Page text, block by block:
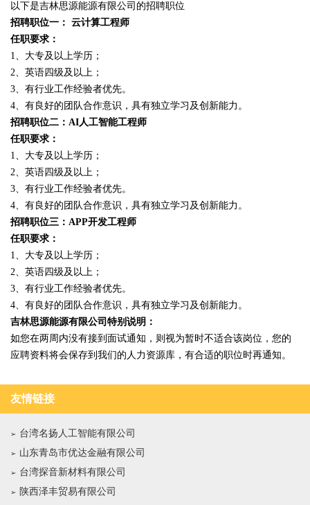
以下是吉林思源能源有限公司的招聘职位
招聘职位一： 云计算工程师
任职要求：
1、大专及以上学历；
2、英语四级及以上；
3、有行业工作经验者优先。
4、有良好的团队合作意识，具有独立学习及创新能力。
招聘职位二：AI人工智能工程师
任职要求：
1、大专及以上学历；
2、英语四级及以上；
3、有行业工作经验者优先。
4、有良好的团队合作意识，具有独立学习及创新能力。
招聘职位三：APP开发工程师
任职要求：
1、大专及以上学历；
2、英语四级及以上；
3、有行业工作经验者优先。
4、有良好的团队合作意识，具有独立学习及创新能力。
吉林思源能源有限公司特别说明：
如您在两周内没有接到面试通知，则视为暂时不适合该岗位，您的
应聘资料将会保存到我们的人力资源库，有合适的职位时再通知。
友情链接
台湾名扬人工智能有限公司
山东青岛市优达金融有限公司
台湾探音新材料有限公司
陕西泽丰贸易有限公司